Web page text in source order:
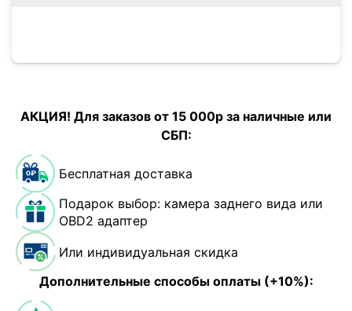
АКЦИЯ! Для заказов от 15 000р за наличные или
СБП:
Бесплатная доставка
Подарок выбор: камера заднего вида или
OBD2 адаптер
Или индивидуальная скидка
Дополнительные способы оплаты (+10%):